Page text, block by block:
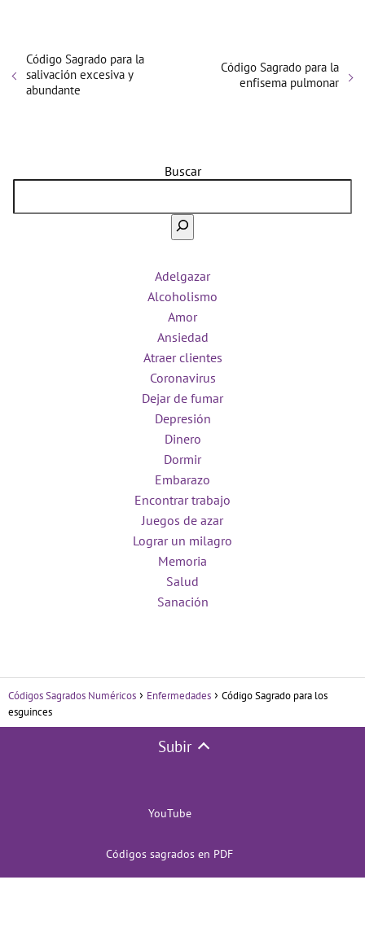
Código Sagrado para la
salivación excesiva y
abundante
Código Sagrado para la
enfisema pulmonar
Buscar
Adelgazar
Alcoholismo
Amor
Ansiedad
Atraer clientes
Coronavirus
Dejar de fumar
Depresión
Dinero
Dormir
Embarazo
Encontrar trabajo
Juegos de azar
Lograr un milagro
Memoria
Salud
Sanación
Códigos Sagrados Numéricos Enfermedades
Código Sagrado para los
esguinces
Subir
YouTube
Códigos sagrados en PDF